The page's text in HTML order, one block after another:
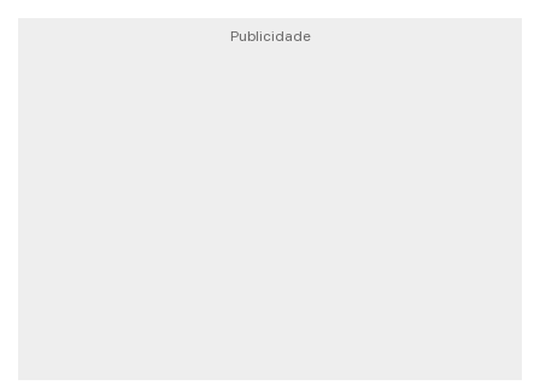
Publicidade